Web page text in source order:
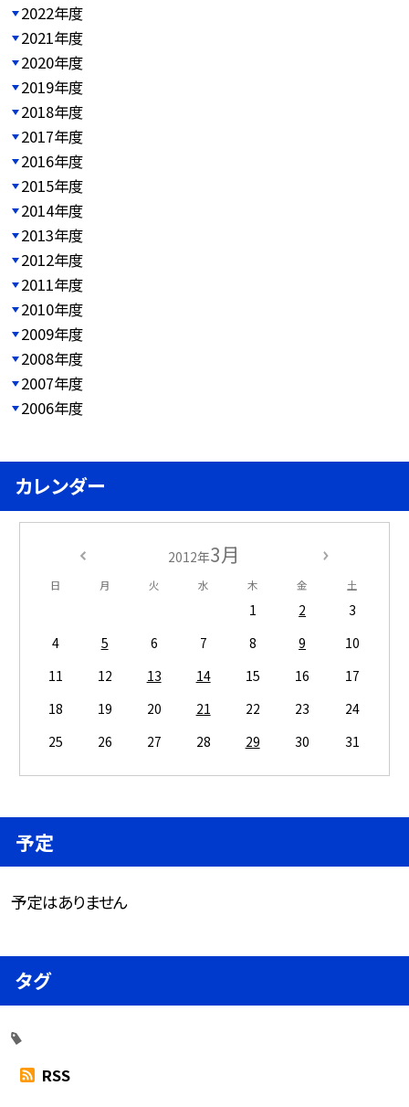
2022年度
2021年度
2020年度
2019年度
2018年度
2017年度
2016年度
2015年度
2014年度
2013年度
2012年度
2011年度
2010年度
2009年度
2008年度
2007年度
2006年度
カレンダー
2012年3月
日 月 火 水 木 金 土
1 2
3
4
5 6 7 8 9
10
11
12 13 14 15 16
17
18
19 20 21 22 23
24
25
26 27 28 29 30 31
予定
予定はありません
タグ
RSS